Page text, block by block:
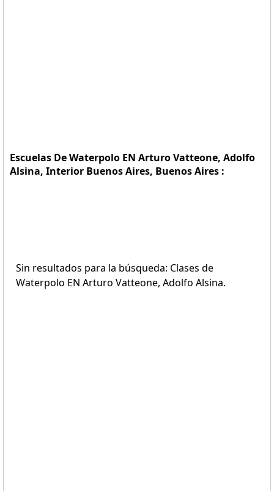
Escuelas De Waterpolo EN Arturo Vatteone, Adolfo
Alsina, Interior Buenos Aires, Buenos Aires :
Sin resultados para la búsqueda: Clases de
Waterpolo EN Arturo Vatteone, Adolfo Alsina.